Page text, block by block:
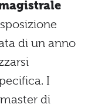
di un anno
I
di